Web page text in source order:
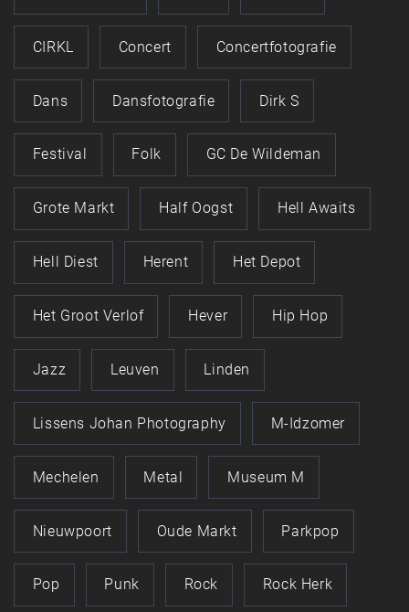
CIRKL Concert Concertfotografie
Dans Dansfotografie Dirk S
Festival Folk GC De Wildeman
Grote Markt Half Oogst Hell Awaits
Hell Diest Herent Het Depot
Het Groot Verlof Hever Hip Hop
Jazz Leuven Linden
Lissens Johan Photography M-Idzomer
Mechelen Metal Museum M
Nieuwpoort Oude Markt Parkpop
Pop Punk Rock Rock Herk